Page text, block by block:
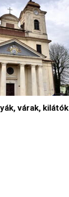
várak, kilátók